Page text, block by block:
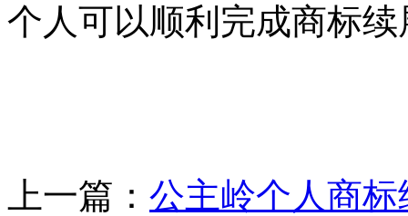
个人可以顺利完成商标
上一篇： 公主岭个人商